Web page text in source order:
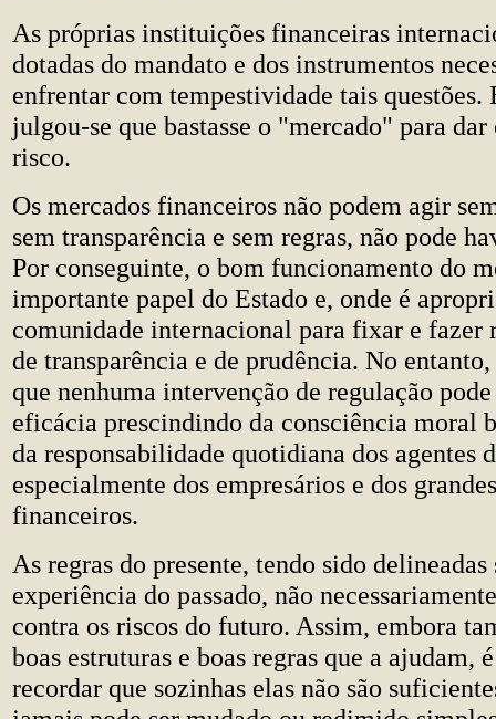
As próprias instituições financeiras
dotadas do mandato e dos instrumentos
enfrentar com tempestividade tais questões.
julgou-se que bastasse o "mercado" para
risco.
Os mercados financeiros não podem agir
sem transparência e sem regras, não pode
Por conseguinte, o bom funcionamento do
importante papel do Estado e, onde é
comunidade internacional para fixar e fazer
de transparência e de prudência. No
que nenhuma intervenção de regulação
eficácia prescindindo da consciência moral
da responsabilidade quotidiana dos agentes
especialmente dos empresários e dos
financeiros.
As regras do presente, tendo sido delineadas
experiência do passado, não
contra os riscos do futuro. Assim, embora
boas estruturas e boas regras que a ajudam,
recordar que sozinhas elas não são